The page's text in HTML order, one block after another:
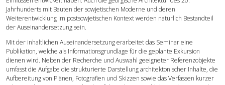
Jahrhunderts mit Bauten der sowjetischen Moderne und deren
Weiterentwicklung im postsowjetischen Kontext werden natürlich Bestandteil
der Auseinandersetzung sein.
Mit der inhaltlichen Auseinandersetzung erarbeitet das Seminar eine
Publikation, welche als Informationsgrundlage für die geplante Exkursion
dienen wird. Neben der Recherche und Auswahl geeigneter Referenzobjekte
umfasst die Aufgabe die strukturierte Darstellung architektonischer Inhalte, die
Aufbereitung von Plänen, Fotografien und Skizzen sowie das Verfassen kurzer